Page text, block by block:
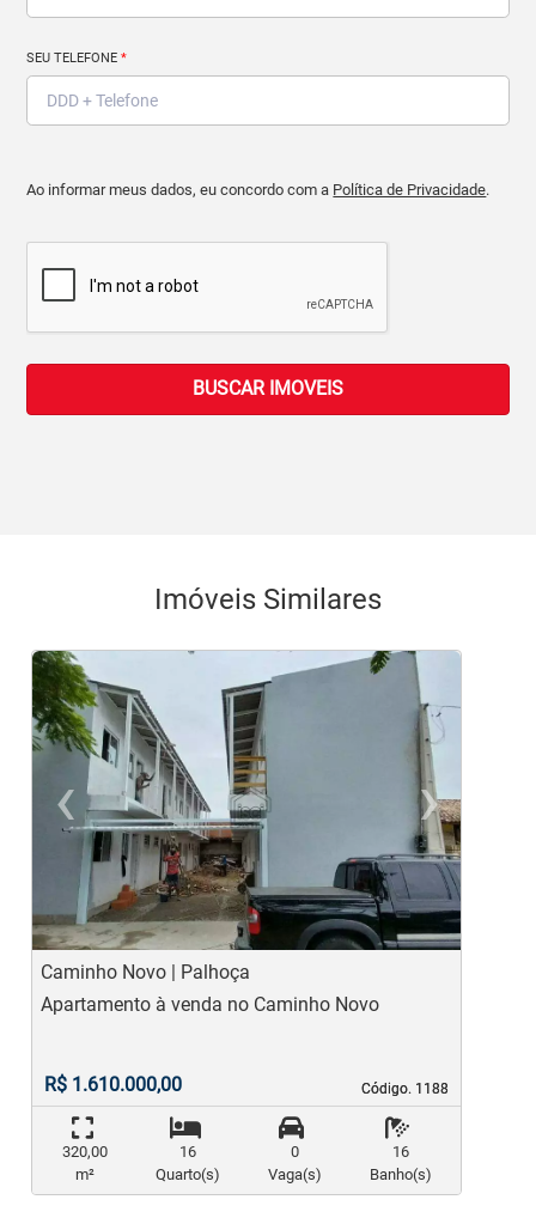
SEU TELEFONE*
Ao informar meus dados, eu concordo com a Política de Privacidade.
BUSCAR IMOVEIS
Imóveis Similares
‹
Previous
›
Caminho Novo | Palhoça
Código. 1188
Código. 1188
Apartamento à venda no Caminho Novo
R$ 1.610.000,00
320,00
m²
16
Quarto(s)
0
Vaga(s)
16
Banho(s)